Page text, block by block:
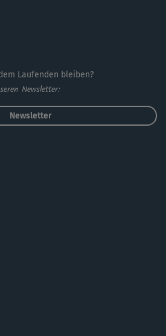
Laufenden bleiben?
Newsletter:
Newsletter